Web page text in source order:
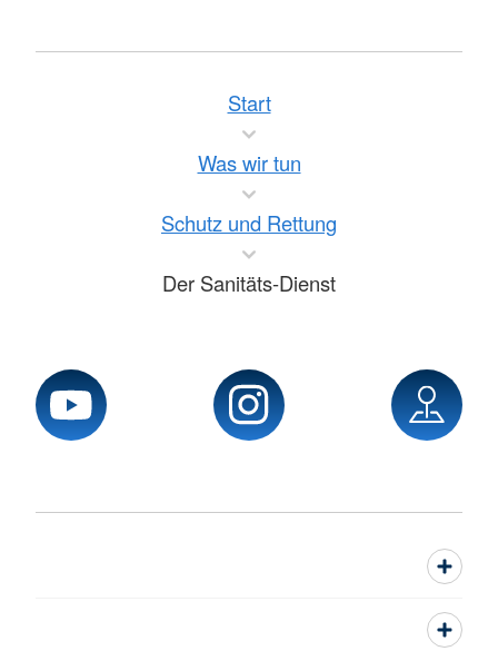
Start
Was wir tun
Schutz und Rettung
Der Sanitäts-Dienst